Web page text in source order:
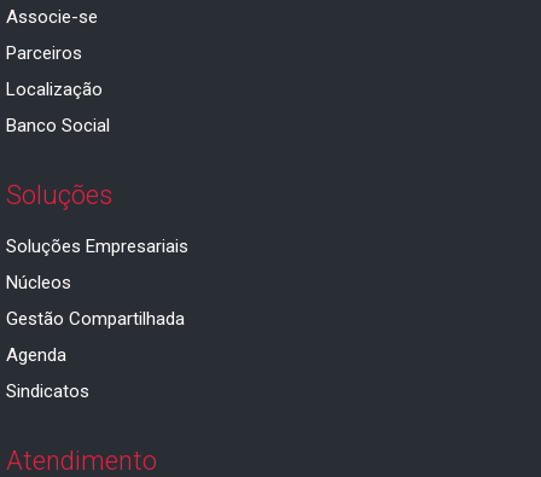
Associe-se
Parceiros
Localização
Banco Social
Soluções
Soluções Empresariais
Núcleos
Gestão Compartilhada
Agenda
Sindicatos
Atendimento